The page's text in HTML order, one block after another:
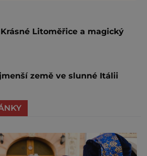
Litoměřice a magický
země ve slunné Itálii